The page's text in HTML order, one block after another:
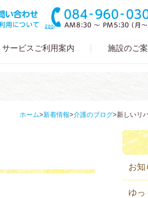
サービスご利用案内 施設のご
ホーム>新着情報>介護のブログ>新しいリ
お知
ゆっ